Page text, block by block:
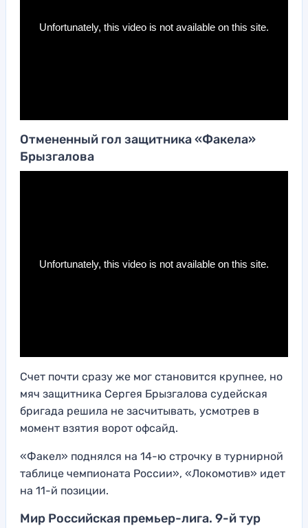
Отмененный гол защитника «Факела»
Брызгалова
Счет почти сразу же мог становится крупнее, но
мяч защитника Сергея Брызгалова судейская
бригада решила не засчитывать, усмотрев в
момент взятия ворот офсайд.
«Факел» поднялся на 14-ю строчку в турнирной
таблице чемпионата России», «Локомотив» идет
на 11-й позиции.
Мир Российская премьер-лига. 9-й тур